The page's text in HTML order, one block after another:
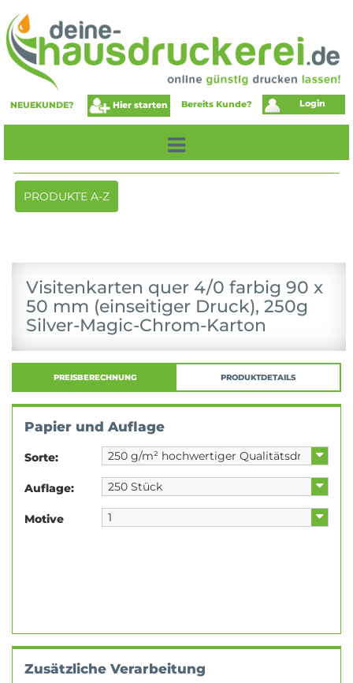
NEUEKUNDE? Hier starten Bereits Kunde? Login
Toggle
navigation
PRODUKTE A-Z
Visitenkarten quer 4/0 farbig 90 x
50 mm (einseitiger Druck), 250g
Silver-Magic-Chrom-Karton
PREISBERECHNUNG PRODUKTDETAILS
Papier und Auflage
Sorte:
Auflage:
Motive
Zusätzliche Verarbeitung